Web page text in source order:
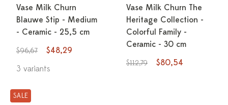
Vase Milk Churn
Blauwe Stip - Medium
- Ceramic - 25,5 cm
$96,67
$48,29
3 variants
Vase Milk Churn The
Heritage Collection -
Colorful Family -
Ceramic - 30 cm
$112,79 $80,54
SALE